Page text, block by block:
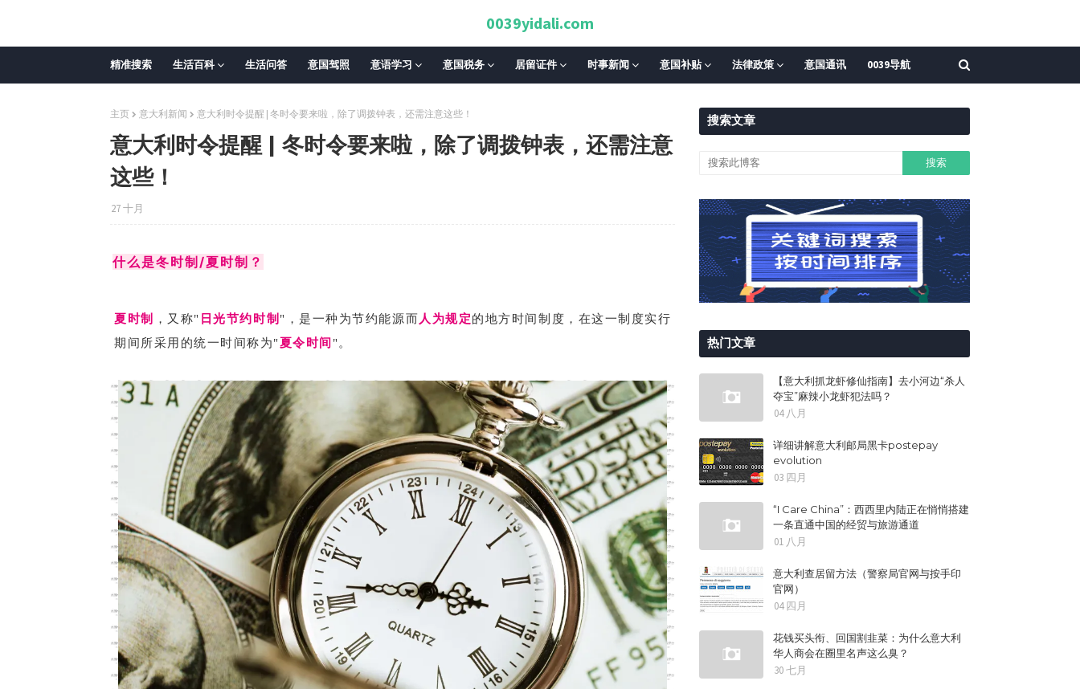
0039yidali.com
精准搜索 生活百科 生活问答 意国驾照 意语学习 意国税务 居留证件 时事新闻 意国补贴 法律政策 意国通讯 0039导航
主页 意大利新闻 意大利时令提醒 | 冬时令要来啦，除了调拨钟表，还需注意这些！
意大利时令提醒 | 冬时令要来啦，除了调拨钟表，还需注意
这些！
27 十月
什么是冬时制/夏时制？
夏时制 ，又称" 日光节约时制 "，是一种为节约能源而 人为规定的地方时间制度，在这一制度实行
期间所采用的统一时间称为"夏令时间 "。
搜索文章
热门文章
【意大利抓龙虾修仙指南】去小河边“杀人
夺宝”麻辣小龙虾犯法吗？
04 八月
详细讲解意大利邮局黑卡postepay
evolution
03 四月
“I Care China”：西西里内陆正在悄悄搭建
一条直通中国的经贸与旅游通道
01 八月
意大利查居留方法（警察局官网与按手印
官网）
04 四月
花钱买头衔、回国割韭菜：为什么意大利
华人商会在圈里名声这么臭？
30 七月